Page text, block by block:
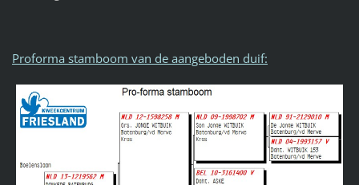
Proforma stamboom van de aangeboden duif: